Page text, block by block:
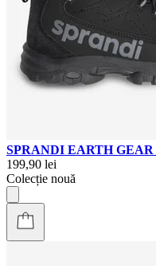
SPRANDI EARTH GEAR
199,90 lei
Colecție nouă